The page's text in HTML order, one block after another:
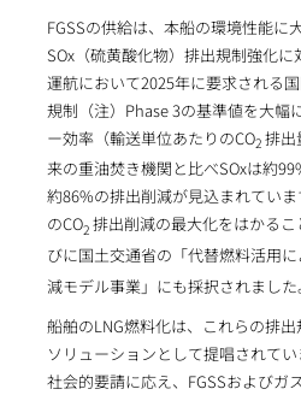
FGSSの供給は、本船の環境性能に
SOx（硫黄酸化物）排出規制強化
運航において2025年に要求される
規制（注）Phase 3の基準値を大幅
ー効率（輸送単位あたりのCO2 排出
来の重油焚き機関と比べSOxは約
約86%の排出削減が見込まれてい
のCO2 排出削減の最大化をはかる
びに国土交通省の「代替燃料活用
減モデル事業」にも採択されました
船舶のLNG燃料化は、これらの排
ソリューションとして提唱されて
社会的要請に応え、FGSSおよびガ